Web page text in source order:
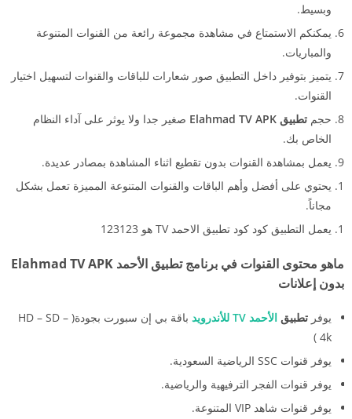
وبسيط.
يمكنكم الاستمتاع في مشاهدة مجموعة رائعة من القنوات المتنوعة
والمباريات.
يتميز بتوفير داخل التطبيق صور شعارات للباقات والقنوات لتسهيل اختيار
القنوات.
حجم تطبيق Elahmad TV APK
صغير جدا ولا يوثر على آداء النظام
الخاص بك.
يعمل بمشاهدة القنوات بدون تقطيع اثناء المشاهدة بمصادر عديدة.
يحتوي على أفضل وأهم الباقات والقنوات المتنوعة المميزة تعمل بشكل
مجاناً.
يعمل التطبيق كود كود تطبيق الاحمد TV هو 123123
ماهو محتوى القنوات في برنامج تطبيق الأحمد Elahmad TV APK
بدون إعلانات
يوفر تطبيق الأحمد TV للأندرويد
باقة بي إن سبورت بجودة( HD – SD –
4k )
يوفر قنوات SSC الرياضية السعودية.
يوفر قنوات الفجر الترفيهية والرياضية.
يوفر قنوات شاهد VIP المتنوعة.